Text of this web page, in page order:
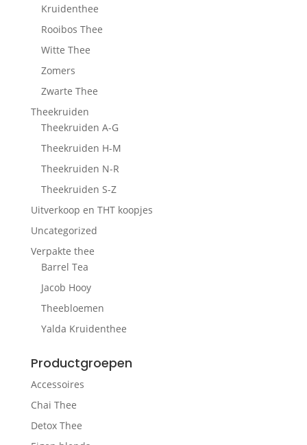
Kruidenthee
Rooibos Thee
Witte Thee
Zomers
Zwarte Thee
Theekruiden
Theekruiden A-G
Theekruiden H-M
Theekruiden N-R
Theekruiden S-Z
Uitverkoop en THT koopjes
Uncategorized
Verpakte thee
Barrel Tea
Jacob Hooy
Theebloemen
Yalda Kruidenthee
Productgroepen
Accessoires
Chai Thee
Detox Thee